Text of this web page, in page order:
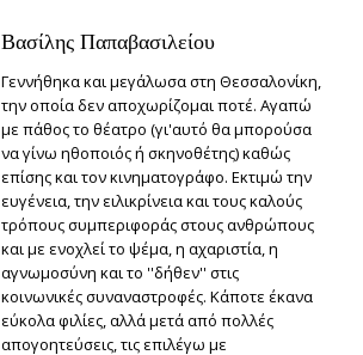
Βασίλης Παπαβασιλείου
Γεννήθηκα και μεγάλωσα στη Θεσσαλονίκη,
την οποία δεν αποχωρίζομαι ποτέ. Αγαπώ
με πάθος το θέατρο (γι'αυτό θα μπορούσα
να γίνω ηθοποιός ή σκηνοθέτης) καθώς
επίσης και τον κινηματογράφο. Εκτιμώ την
ευγένεια, την ειλικρίνεια και τους καλούς
τρόπους συμπεριφοράς στους ανθρώπους
και με ενοχλεί το ψέμα, η αχαριστία, η
αγνωμοσύνη και το ''δήθεν'' στις
κοινωνικές συναναστροφές. Κάποτε έκανα
εύκολα φιλίες, αλλά μετά από πολλές
απογοητεύσεις, τις επιλέγω με